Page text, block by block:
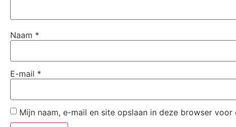
Naam *
E-mail *
Mijn naam, e-mail en site opslaan in deze browser